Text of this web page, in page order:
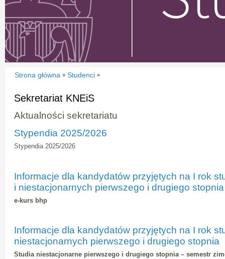
Strona główna » Studenci »
Sekretariat KNEiS
Aktualności sekretariatu
Stypendia 2025/2026
Stypendia 2025/2026
Informacje dla kandydatów przyjętych na I rok
i niestacjonarnych pierwszego i drugiego stopnia
e-kurs bhp
Informacje dla kandydatów przyjętych na I rok
niestacjonarnych pierwszego i drugiego stopnia
Studia niestacjonarne pierwszego i drugiego stopnia – semestr